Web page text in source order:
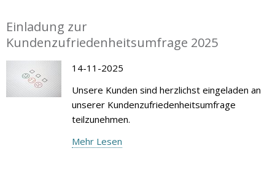
Einladung zur
Kundenzufriedenheitsumfrage 2025
14-11-2025
Unsere Kunden sind herzlichst eingeladen an
unserer Kundenzufriedenheitsumfrage
teilzunehmen.
Mehr Lesen